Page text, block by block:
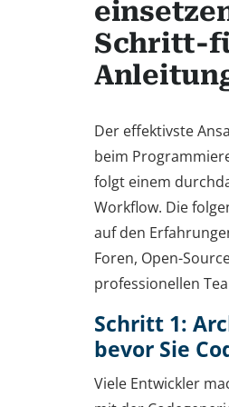
Schritt-
Der effektivste
beim
folgt einem
Workflow. Die
auf den
Foren, Open-
professionellen
Schritt 1:
bevor Sie
Viele Entwickler